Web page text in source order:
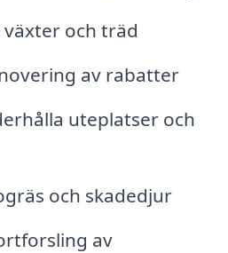
och träd
av rabatter
uteplatser och
och skadedjur
av